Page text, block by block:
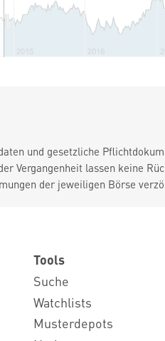
und gesetzliche
Vergangenheit lassen keine
der jeweiligen Börse
Tools
Suche
Watchlists
Musterdepots